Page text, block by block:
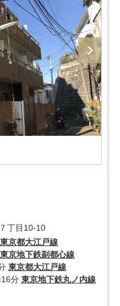
丁目10-10
東京都大江戸線
東京地下鉄副都心線
東京都大江戸線
分 東京地下鉄丸ノ内線